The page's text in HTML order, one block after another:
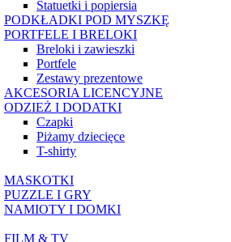
Statuetki i popiersia
PODKŁADKI POD MYSZKĘ
PORTFELE I BRELOKI
Breloki i zawieszki
Portfele
Zestawy prezentowe
AKCESORIA LICENCYJNE
ODZIEŻ I DODATKI
Czapki
Piżamy dziecięce
T-shirty
MASKOTKI
PUZZLE I GRY
NAMIOTY I DOMKI
FILM & TV